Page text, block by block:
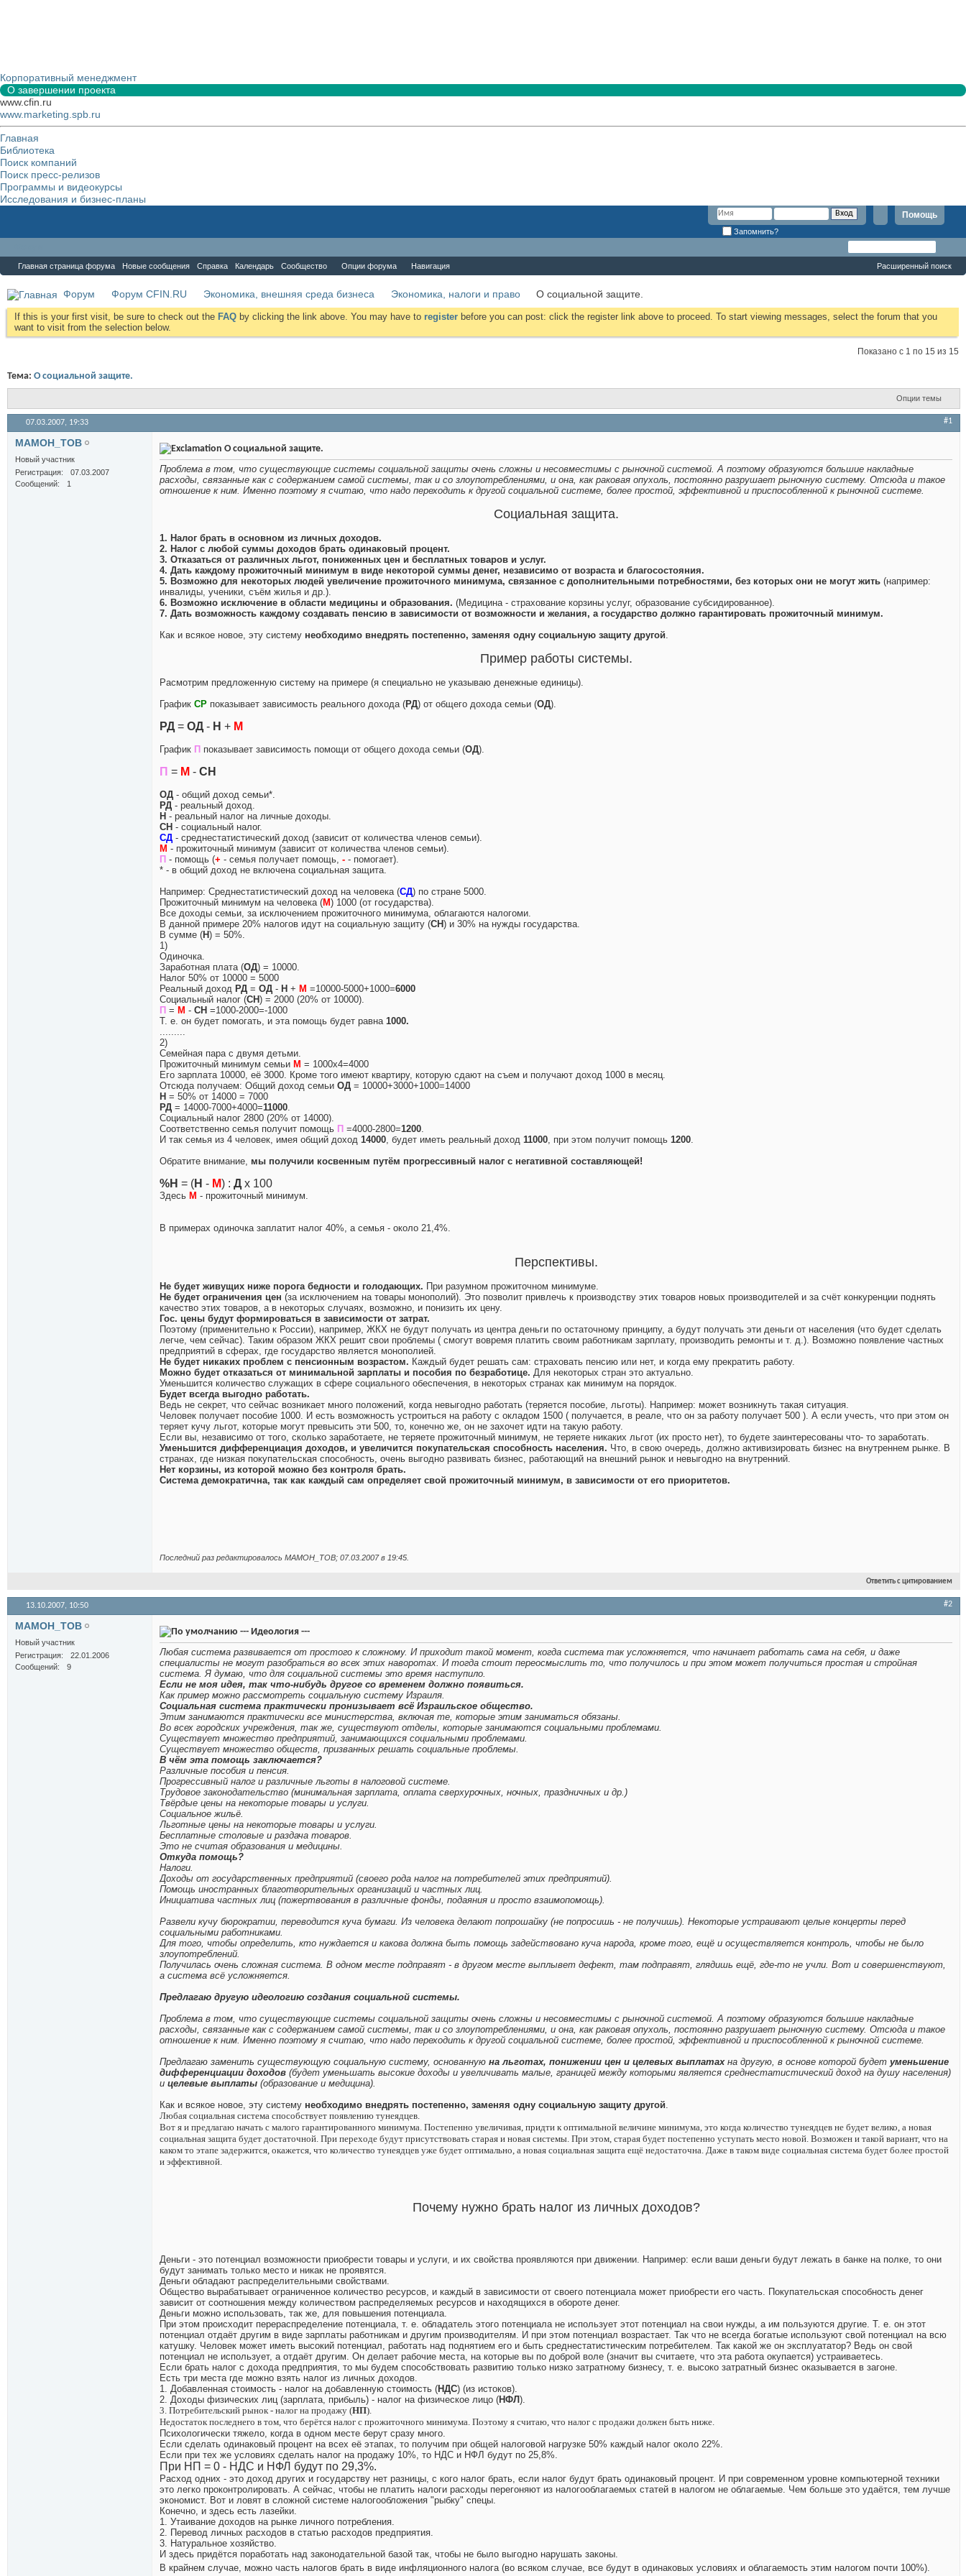
Корпоративный менеджмент
О завершении проекта
www.cfin.ru
www.marketing.spb.ru
Главная
Библиотека
Поиск компаний
Поиск пресс-релизов
Программы и видеокурсы
Исследования и бизнес-планы
Помощь
Запомнить?
Главная страница форума Новые сообщения Справка Календарь Сообщество Опции форума Навигация Расширенный поиск
Форум Форум CFIN.RU Экономика, внешняя среда бизнеса Экономика, налоги и право О социальной защите.
If this is your first visit, be sure to check out the FAQ by clicking the link above. You may have to register before you can post: click the register link above to proceed. To start viewing messages, select the forum that you
want to visit from the selection below.
Показано с 1 по 15 из 15
Тема: О социальной защите.
Опции темы
07.03.2007, 19:33 #1
МAMOH_TOB
Новый участник
Регистрация
07.03.2007
Сообщений
1
О социальной защите.
Проблема в том, что существующие системы социальной защиты очень сложны и несовместимы с рыночной системой. А поэтому образуются большие накладные
расходы, связанные как с содержанием самой системы, так и со злоупотреблениями, и она, как раковая опухоль, постоянно разрушает рыночную систему. Отсюда и такое
отношение к ним. Именно поэтому я считаю, что надо переходить к другой социальной системе, более простой, эффективной и приспособленной к рыночной системе.
Социальная защита.
1. Налог брать в основном из личных доходов.
2. Налог с любой суммы доходов брать одинаковый процент.
3. Отказаться от различных льгот, пониженных цен и бесплатных товаров и услуг.
4. Дать каждому прожиточный минимум в виде некоторой суммы денег, независимо от возраста и благосостояния.
5. Возможно для некоторых людей увеличение прожиточного минимума, связанное с дополнительными потребностями, без которых они не могут жить (например:
инвалиды, ученики, съём жилья и др.).
6. Возможно исключение в области медицины и образования. (Медицина - страхование корзины услуг, образование субсидированное).
7. Дать возможность каждому создавать пенсию в зависимости от возможности и желания, а государство должно гарантировать прожиточный минимум.
Как и всякое новое, эту систему необходимо внедрять постепенно, заменяя одну социальную защиту другой.
Пример работы системы.
Paсмотрим предложенную систему на примере (я специально не указываю денежные единицы).
График СР показывает зависимость реального дохода (РД) от общего дохода семьи (ОД).
РД = ОД - Н + М
График П показывает зависимость помощи от общего дохода семьи (ОД).
П = М - СН
ОД - общий доход семьи*.
РД - реальный доход.
Н - реальный налог на личные доходы.
СН - социальный налог.
СД - среднестатистический доход (зависит от количества членов семьи).
М - прожиточный минимум (зависит от количества членов семьи).
П - помощь (+ - семья получает помощь, - - помогает).
* - в общий доход не включена социальная защита.
Например: Среднестатистический доход на человека (СД) по стране 5000.
Прожиточный минимум на человека (М) 1000 (от государства).
Все доходы семьи, за исключением прожиточного минимума, облагаются налогоми.
В данной примере 20% налогов идут на социальную защиту (СН) и 30% на нужды государства.
В сумме (H) = 50%.
1)
Одиночка.
Заработная плата (ОД) = 10000.
Налог 50% от 10000 = 5000
Реальный доход РД = ОД - Н + М =10000-5000+1000=6000
Социальный налог (СН) = 2000 (20% от 10000).
П = М - СН =1000-2000=-1000
Т. е. он будет помогать, и эта помощь будет равна 1000.
.........
2)
Семейная пара с двумя детьми.
Прожиточный минимум семьи М = 1000х4=4000
Его зарплата 10000, её 3000. Кроме того имеют квартиру, которую сдают на съем и получают доход 1000 в месяц.
Отсюда получаем: Общий доход семьи ОД = 10000+3000+1000=14000
Н = 50% от 14000 = 7000
РД = 14000-7000+4000=11000.
Социальный налог 2800 (20% от 14000).
Соответственно семья получит помощь П =4000-2800=1200.
И так семья из 4 человек, имея общий доход 14000, будет иметь реальный доход 11000, при этом получит помощь 1200.
Обратите внимание, мы получили косвенным путём прогрессивный налог с негативной составляющей!
%H = (Н - М) : Д х 100
Здесь М - прожиточный минимум.
В примерах одиночка заплатит налог 40%, а семья - около 21,4%.
Перспективы.
Не будет живущих ниже порога бедности и голодающих. При разумном прожиточном минимуме.
Не будет ограничения цен (за исключением на товары монополий). Это позволит привлечь к производству этих товаров новых производителей и за счёт конкуренции поднять
качество этих товаров, а в некоторых случаях, возможно, и понизить их цену.
Гос. цены будут формироваться в зависимости от затрат.
Поэтому (применительно к России), например, ЖКХ не будут получать из центра деньги по остаточному принципу, а будут получать эти деньги от населения (что будет сделать
легче, чем сейчас). Таким образом ЖКХ решит свои проблемы ( смогут вовремя платить своим работникам зарплату, производить ремонты и т. д.). Возможно появление частных
предприятий в сферах, где государство является монополией.
Не будет никаких проблем с пенсионным возрастом. Каждый будет решать сам: страховать пенсию или нет, и когда ему прекратить работу.
Можно будет отказаться от минимальной зарплаты и пособия по безработице. Для некоторых стран это актуально.
Уменьшится количество служащих в сфере социального обеспечения, в некоторых странах как минимум на порядок.
Будет всегда выгодно работать.
Ведь не секрет, что сейчас возникает много положений, когда невыгодно работать (теряется пособие, льготы). Например: может возникнуть такая ситуация.
Человек получает пособие 1000. И есть возможность устроиться на работу с окладом 1500 ( получается, в реале, что он за работу получает 500 ). А если учесть, что при этом он
теряет кучу льгот, которые могут превысить эти 500, то, конечно же, он не захочет идти на такую работу.
Если вы, независимо от того, сколько заработаете, не теряете прожиточный минимум, не теряете никаких льгот (их просто нет), то будете заинтересованы что- то заработать.
Уменьшится дифференциация доходов, и увеличится покупательская способность населения. Что, в свою очередь, должно активизировать бизнес на внутреннем рынке. В
странах, где низкая покупательская способность, очень выгодно развивать бизнес, работающий на внешний рынок и невыгодно на внутренний.
Нет корзины, из которой можно без контроля брать.
Система демократична, так как каждый сам определяет свой прожиточный минимум, в зависимости от его приоритетов.
Последний раз редактировалось МAMOH_TOB; 07.03.2007 в 19:45
Ответить с цитированием
13.10.2007, 10:50 #2
MAMOH_TOB
Новый участник
Регистрация
22.01.2006
Сообщений
9
--- Идеология ---
Любая система развивается от простого к сложному. И приходит такой момент, когда система так усложняется, что начинает работать сама на себя, и даже
специалисты не могут разобраться во всех этих наворотах. И тогда стоит переосмыслить то, что получилось и при этом может получиться простая и стройная
система. Я думаю, что для социальной системы это время наступило.
Если не моя идея, так что-нибудь другое со временем должно появиться.
Как пример можно рассмотреть социальную систему Израиля.
Социальная система практически пронизывает всё Израильское общество.
Этим занимаются практически все министерства, включая те, которые этим заниматься обязаны.
Во всех городских учреждения, так же, существуют отделы, которые занимаются социальными проблемами.
Существует множество предприятий, занимающихся социальными проблемами.
Существует множество обществ, призванных решать социальные проблемы.
В чём эта помощь заключается?
Различные пособия и пенсия.
Прогрессивный налог и различные льготы в налоговой системе.
Трудовое законодательство (минимальная зарплата, оплата сверхурочных, ночных, праздничных и др.)
Твёрдые цены на некоторые товары и услуги.
Социальное жильё.
Льготные цены на некоторые товары и услуги.
Бесплатные столовые и раздача товаров.
Это не считая образования и медицины.
Откуда помощь?
Налоги.
Доходы от государственных предприятий (своего рода налог на потребителей этих предприятий).
Помощь иностранных благотворительных организаций и частных лиц.
Инициатива частных лиц (пожертвования в различные фонды, подаяния и просто взаимопомощь).
Развели кучу бюрократии, переводится куча бумаги. Из человека делают попрошайку (не попросишь - не получишь). Некоторые устраивают целые концерты перед
социальными работниками.
Для того, чтобы определить, кто нуждается и какова должна быть помощь задействовано куча народа, кроме того, ещё и осуществляется контроль, чтобы не было
злоупотреблений.
Получилась очень сложная система. В одном месте подправят - в другом месте выплывет дефект, там подправят, глядишь ещё, где-то не учли. Вот и совершенствуют,
а система всё усложняется.
Предлагаю другую идеологию создания социальной системы.
Проблема в том, что существующие системы социальной защиты очень сложны и несовместимы с рыночной системой. А поэтому образуются большие накладные
расходы, связанные как с содержанием самой системы, так и со злоупотреблениями, и она, как раковая опухоль, постоянно разрушает рыночную систему. Отсюда и такое
отношение к ним. Именно поэтому я считаю, что надо переходить к другой социальной системе, более простой, эффективной и приспособленной к рыночной системе.
Предлагаю заменить существующую социальную систему, основанную на льготах, понижении цен и целевых выплатахна другую, в основе которой будет уменьшение
дифференциации доходов (будет уменьшать высокие доходы и увеличивать малые, границей между которыми является среднестатистический доход на душу населения)
и целевые выплаты (образование и медицина).
Как и всякое новое, эту систему необходимо внедрять постепенно, заменяя одну социальную защиту другой.
Любая социальная система способствует появлению тунеядцев.
Вот я и предлагаю начать с малого гарантированного минимума. Постепенно увеличивая, придти к оптимальной величине минимума, это когда количество тунеядцев не будет велико, а новая
социальная защита будет достаточной. При переходе будут присутствовать старая и новая системы. При этом, старая будет постепенно уступать место новой. Возможен и такой вариант, что на
каком то этапе задержится, окажется, что количество тунеядцев уже будет оптимально, а новая социальная защита ещё недостаточна. Даже в таком виде социальная система будет более простой
и эффективной.
Почему нужно брать налог из личных доходов?
Деньги - это потенциал возможности приобрести товары и услуги, и их свойства проявляются при движении. Например: если ваши деньги будут лежать в банке на полке, то они
будут занимать только место и никак не проявятся.
Деньги обладают распределительными свойствами.
Общество вырабатывает ограниченное количество ресурсов, и каждый в зависимости от своего потенциала может приобрести его часть. Покупательская способность денег
зависит от соотношения между количеством распределяемых ресурсов и находящихся в обороте денег.
Деньги можно использовать, так же, для повышения потенциала.
При этом происходит перераспределение потенциала, т. е. обладатель этого потенциала не использует этот потенциал на свои нужды, а им пользуются другие. Т. е. он этот
потенциал отдаёт другим в виде зарплаты работникам и другим производителям. И при этом потенциал возрастает. Так что не всегда богатые используют свой потенциал на всю
катушку. Человек может иметь высокий потенциал, работать над поднятием его и быть среднестатистическим потребителем. Так какой же он эксплуататор? Ведь он свой
потенциал не использует, а отдаёт другим. Он делает рабочие места, на которые вы по доброй воле (значит вы считаете, что эта работа окупается) устраиваетесь.
Если брать налог с дохода предприятия, то мы будем способствовать развитию только низко затратному бизнесу, т. е. высоко затратный бизнес оказывается в загоне.
Есть три места где можно взять налог из личных доходов.
1. Добавленная стоимость - налог на добавленную стоимость (НДС) (из истоков).
2. Доходы физических лиц (зарплата, прибыль) - налог на физическое лицо (НФЛ).
3. Потребительский рынок - налог на продажу (НП).
Недостаток последнего в том, что берётся налог с прожиточного минимума. Поэтому я считаю, что налог с продажи должен быть ниже.
Психологически тяжело, когда в одном месте берут сразу много.
Если сделать одинаковый процент на всех её этапах, то получим при общей налоговой нагрузке 50% каждый налог около 22%.
Если при тех же условиях сделать налог на продажу 10%, то НДС и НФЛ будут по 25,8%.
При НП = 0 - НДС и НФЛ будут по 29,3%.
Расход одних - это доход других и государству нет разницы, с кого налог брать, если налог будут брать одинаковый процент. И при современном уровне компьютерной техники
это легко проконтролировать. А сейчас, чтобы не платить налоги расходы перегоняют из налогооблагаемых статей в налогом не облагаемые. Чем больше это удаётся, тем лучше
экономист. Вот и ловят в сложной системе налогообложения "рыбку" спецы.
Конечно, и здесь есть лазейки.
1. Утаивание доходов на рынке личного потребления.
2. Перевод личных расходов в статью расходов предприятия.
3. Натуральное хозяйство.
И здесь придётся поработать над законодательной базой так, чтобы не было выгодно нарушать законы.
В крайнем случае, можно часть налогов брать в виде инфляционного налога (во всяком случае, все будут в одинаковых условиях и облагаемость этим налогом почти 100%).